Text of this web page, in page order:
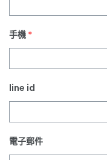
手機 *
line id
電子郵件